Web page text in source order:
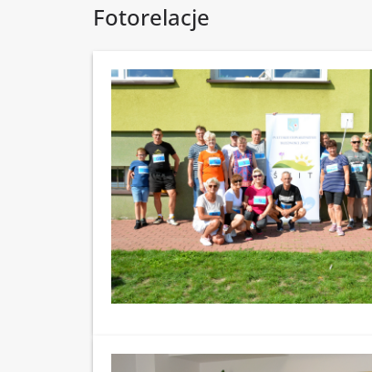
Fotorelacje